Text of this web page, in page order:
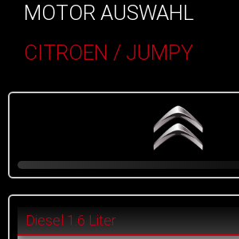
MOTOR AUSWAHL
CITROEN / JUMPY
Diesel 1.6 Liter